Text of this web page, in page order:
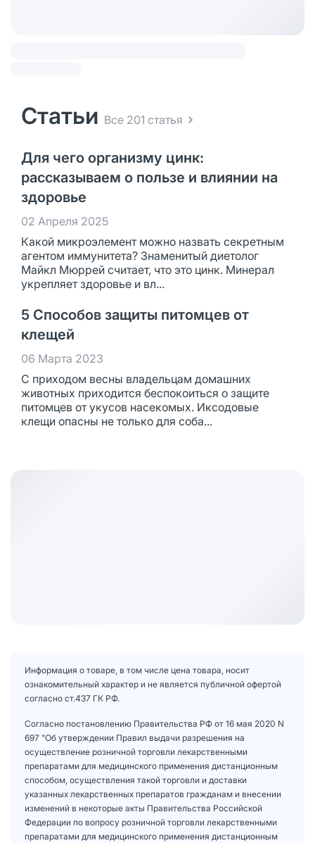
Статьи Все 201 статья
Для чего организму цинк:
рассказываем о пользе и влиянии на
здоровье
02 Апреля 2025
Какой микроэлемент можно назвать секретным
агентом иммунитета? Знаменитый диетолог
Майкл Мюррей считает, что это цинк. Минерал
укрепляет здоровье и вл...
5 Способов защиты питомцев от
клещей
06 Марта 2023
С приходом весны владельцам домашних
животных приходится беспокоиться о защите
питомцев от укусов насекомых. Иксодовые
клещи опасны не только для соба...
Информация о товаре, в том числе цена товара, носит
ознакомительный характер и не является публичной офертой
согласно ст.437 ГК РФ.
Согласно постановлению Правительства РФ от 16 мая 2020 N
697 "Об утверждении Правил выдачи разрешения на
осуществление розничной торговли лекарственными
препаратами для медицинского применения дистанционным
способом, осуществления такой торговли и доставки
указанных лекарственных препаратов гражданам и внесении
изменений в некоторые акты Правительства Российской
Федерации по вопросу розничной торговли лекарственными
препаратами для медицинского применения дистанционным